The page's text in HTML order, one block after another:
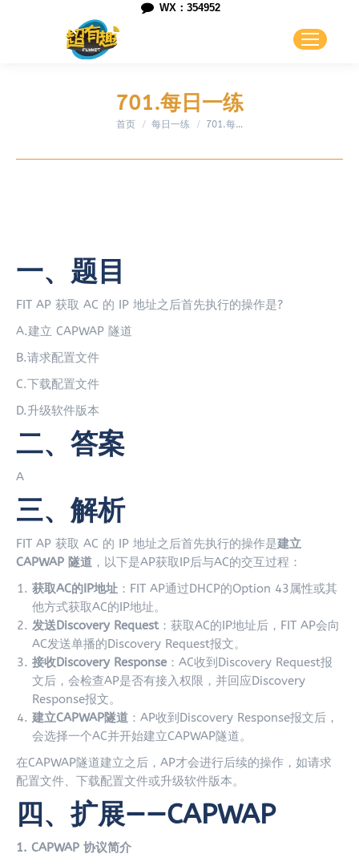
WX：354952
701.每日一练
您在这里：
首页 每日一练 701.每…
一、题目
FIT AP 获取 AC 的 IP 地址之后首先执行的操作是?
A.建立 CAPWAP 隧道
B.请求配置文件
C.下载配置文件
D.升级软件版本
二、答案
A
三、解析
FIT AP 获取 AC 的 IP 地址之后首先执行的操作是建立
CAPWAP 隧道 ，以下是AP获取IP后与AC的交互过程：
获取AC的IP地址 ：FIT AP通过DHCP的Option 43属性或其
他方式获取AC的IP地址。
发送Discovery Request：获取AC的IP地址后，FIT AP会向
AC发送单播的Discovery Request报文。
接收Discovery Response ：AC收到Discovery Request报
文后，会检查AP是否有接入权限，并回应Discovery
Response报文。
建立CAPWAP隧道 ：AP收到Discovery Response报文后，
会选择一个AC并开始建立CAPWAP隧道。
在CAPWAP隧道建立之后，AP才会进行后续的操作，如请求
配置文件、下载配置文件或升级软件版本。
四、扩展——CAPWAP
1. CAPWAP 协议简介